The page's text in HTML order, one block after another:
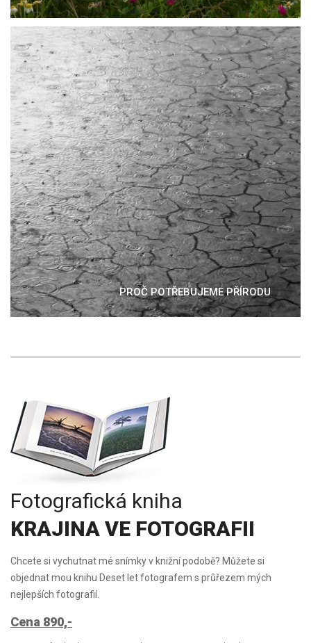
PROČ POTŘEBUJEME PŘÍRODU
Fotografická kniha
KRAJINA VE FOTOGRAFII
Chcete si vychutnat mé snímky v knižní podobě? Můžete si
objednat mou knihu Deset let fotografem s průřezem mých
nejlepších fotografií.
Cena 890,-